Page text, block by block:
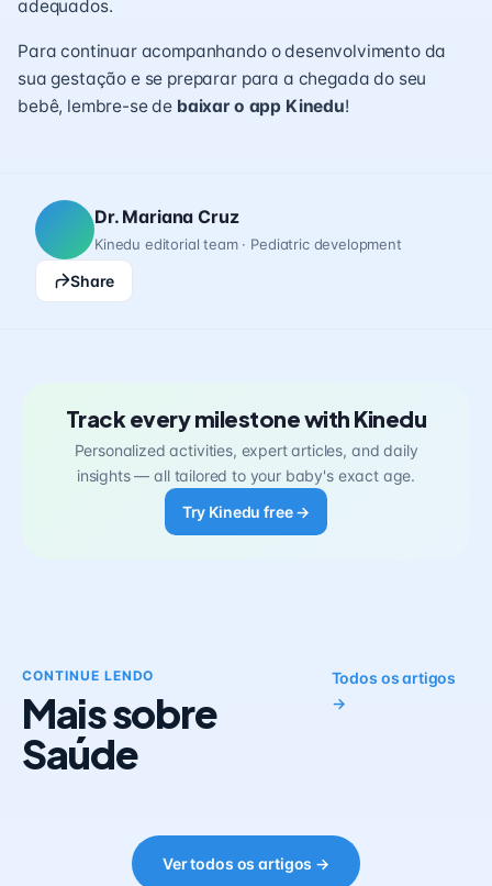
adequados.
Para continuar acompanhando o desenvolvimento da
sua gestação e se preparar para a chegada do seu
bebê, lembre-se de baixar o app Kinedu!
Dr. Mariana Cruz
Kinedu editorial team · Pediatric development
Share
Track every milestone with Kinedu
Personalized activities, expert articles, and daily
insights — all tailored to your baby's exact age.
Try Kinedu free →
CONTINUE LENDO
Mais sobre
Saúde
Todos os artigos
→
Ver todos os artigos →